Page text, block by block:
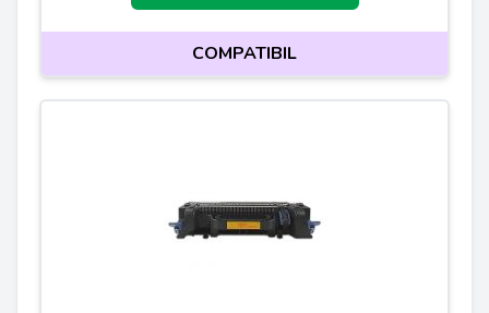
COMPATIBIL